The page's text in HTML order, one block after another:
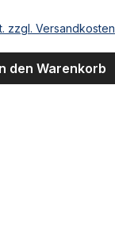
zzgl. Versandkosten
den Warenkorb